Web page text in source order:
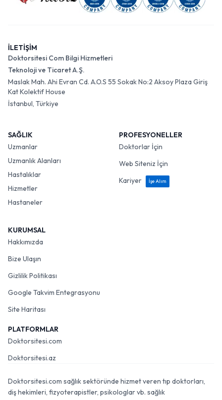
İLETİŞİM
Doktorsitesi Com Bilgi Hizmetleri
Teknoloji ve Ticaret A.Ş.
Maslak Mah. Ahi Evran Cd. A.O.S 55 Sokak No:2 Aksoy Plaza Giriş
Kat Kolektif House
İstanbul, Türkiye
SAĞLIK
Uzmanlar
Uzmanlık Alanları
Hastalıklar
Hizmetler
Hastaneler
PROFESYONELLER
Doktorlar İçin
Web Siteniz İçin
Kariyer
İşe Alım
KURUMSAL
Hakkımızda
Bize Ulaşın
Gizlilik Politikası
Google Takvim Entegrasyonu
Site Haritası
PLATFORMLAR
Doktorsitesi.com
Doktorsitesi.az
Doktorsitesi.com sağlık sektöründe hizmet veren tıp doktorları,
diş hekimleri, fizyoterapistler, psikologlar vb. sağlık